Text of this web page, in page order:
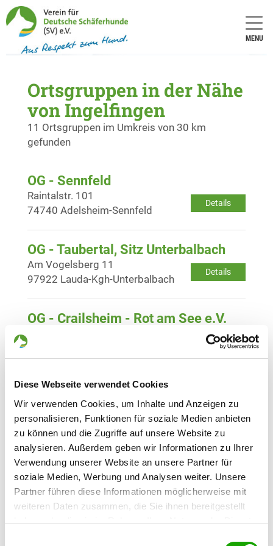
Diese Webseite verwendet Cookies
Wir verwenden Cookies, um Inhalte und Anzeigen zu
personalisieren, Funktionen für soziale Medien anbieten
zu können und die Zugriffe auf unsere Website zu
analysieren. Außerdem geben wir Informationen zu Ihrer
Verwendung unserer Website an unsere Partner für
soziale Medien, Werbung und Analysen weiter. Unsere
Partner führen diese Informationen möglicherweise mit
weiteren Daten zusammen, die Sie ihnen bereitgestellt
haben oder die sie im Rahmen Ihrer Nutzung der Dienste
MENU
Ortsgruppen in der Nähe
von Ingelfingen
11 Ortsgruppen im Umkreis von 30 km
gefunden
OG - Sennfeld
Details
Raintalstr. 101
74740 Adelsheim-Sennfeld
OG - Taubertal, Sitz Unterbalbach
Details
Am Vogelsberg 11
97922 Lauda-Kgh-Unterbalbach
OG - Crailsheim - Rot am See e.V.
Details
OG - Hohenlohe-Öhringen e.V.
Details
Nussbaumweg (Verlängerung)
74613 Öhringen
OG - Mainhardter Wald e.V.
Details
In der Halde
71543 Wüstenrot - Finsterrot
OG - Neuenstein e.V.